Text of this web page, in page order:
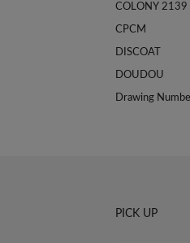
COLONY 2139
CPCM
DISCOAT
DOUDOU
Drawing
PICK UP